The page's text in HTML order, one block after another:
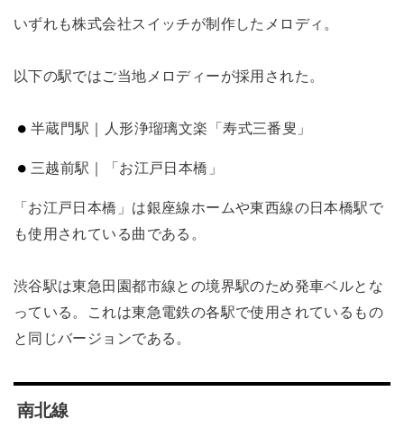
いずれも株式会社スイッチが制作したメロディ。
以下の駅ではご当地メロディーが採用された。
半蔵門駅｜人形浄瑠璃文楽「寿式三番叟」
三越前駅｜「お江戸日本橋」
「お江戸日本橋」は銀座線ホームや東西線の日本橋駅で
も使用されている曲である。
渋谷駅は東急田園都市線との境界駅のため発車ベルとな
っている。これは東急電鉄の各駅で使用されているもの
と同じバージョンである。
南北線